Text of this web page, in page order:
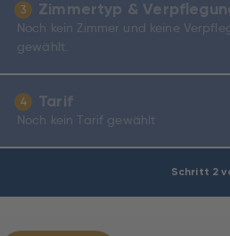
Schritt 2
3 Zimmertyp &
Noch kein Zimmer und keine
gewählt.
4 Tarif
Noch kein Tarif gewählt